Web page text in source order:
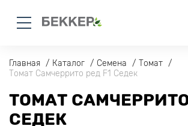
Главная Каталог Семена
Томат
Томат Самчеррито ред F1 Седек
ТОМАТ САМЧЕРРИТО
СЕДЕК